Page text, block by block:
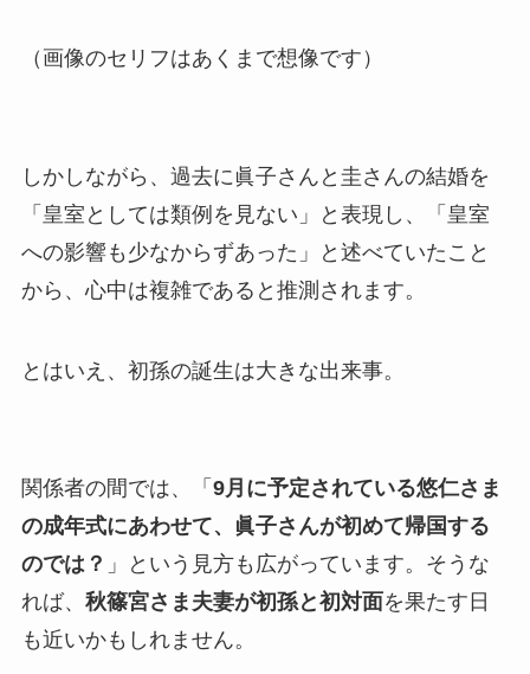
（画像のセリフはあくまで想像です）
しかしながら、過去に眞子さんと圭さんの結婚を
「皇室としては類例を見ない」と表現し、「皇室
への影響も少なからずあった」と述べていたこと
から、心中は複雑であると推測されます。
とはいえ、初孫の誕生は大きな出来事。
関係者の間では、「 9月に予定されている悠仁さま
の成年式にあわせて、眞子さんが初めて帰国する
のでは？ 」という見方も広がっています。そうな
れば、 秋篠宮さま夫妻が初孫と初対面を果たす日
も近いかもしれません。